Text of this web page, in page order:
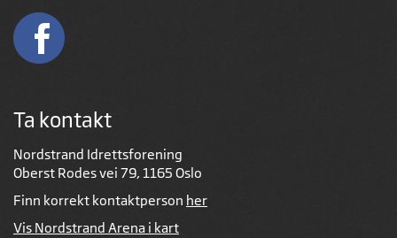
Ta kontakt
Nordstrand Idrettsforening
Oberst Rodes vei 79, 1165 Oslo
Finn korrekt kontaktperson her
Vis Nordstrand Arena i kart